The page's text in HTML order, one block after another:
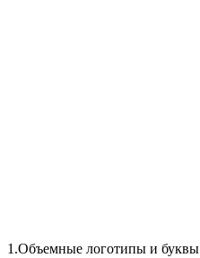
1.Объемные логотипы и буквы